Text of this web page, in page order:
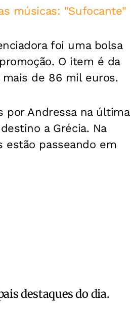
músicas: "Sufocante"
foi uma bolsa
O item é da
de 86 mil euros.
por Andressa na última
a Grécia. Na
estão passeando em
destaques do dia.